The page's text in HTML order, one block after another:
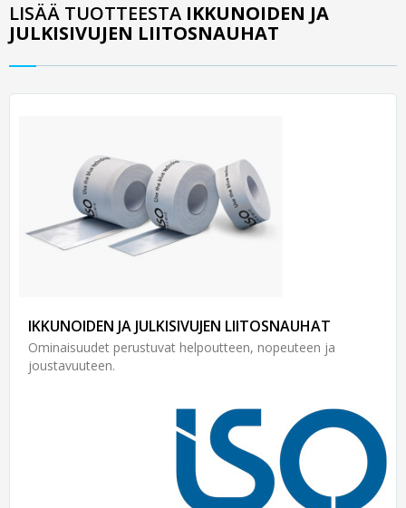
LISÄÄ TUOTTEESTA IKKUNOIDEN JA
JULKISIVUJEN LIITOSNAUHAT
IKKUNOIDEN JA JULKISIVUJEN LIITOSNAUHAT
Ominaisuudet perustuvat helpoutteen, nopeuteen ja
joustavuuteen.